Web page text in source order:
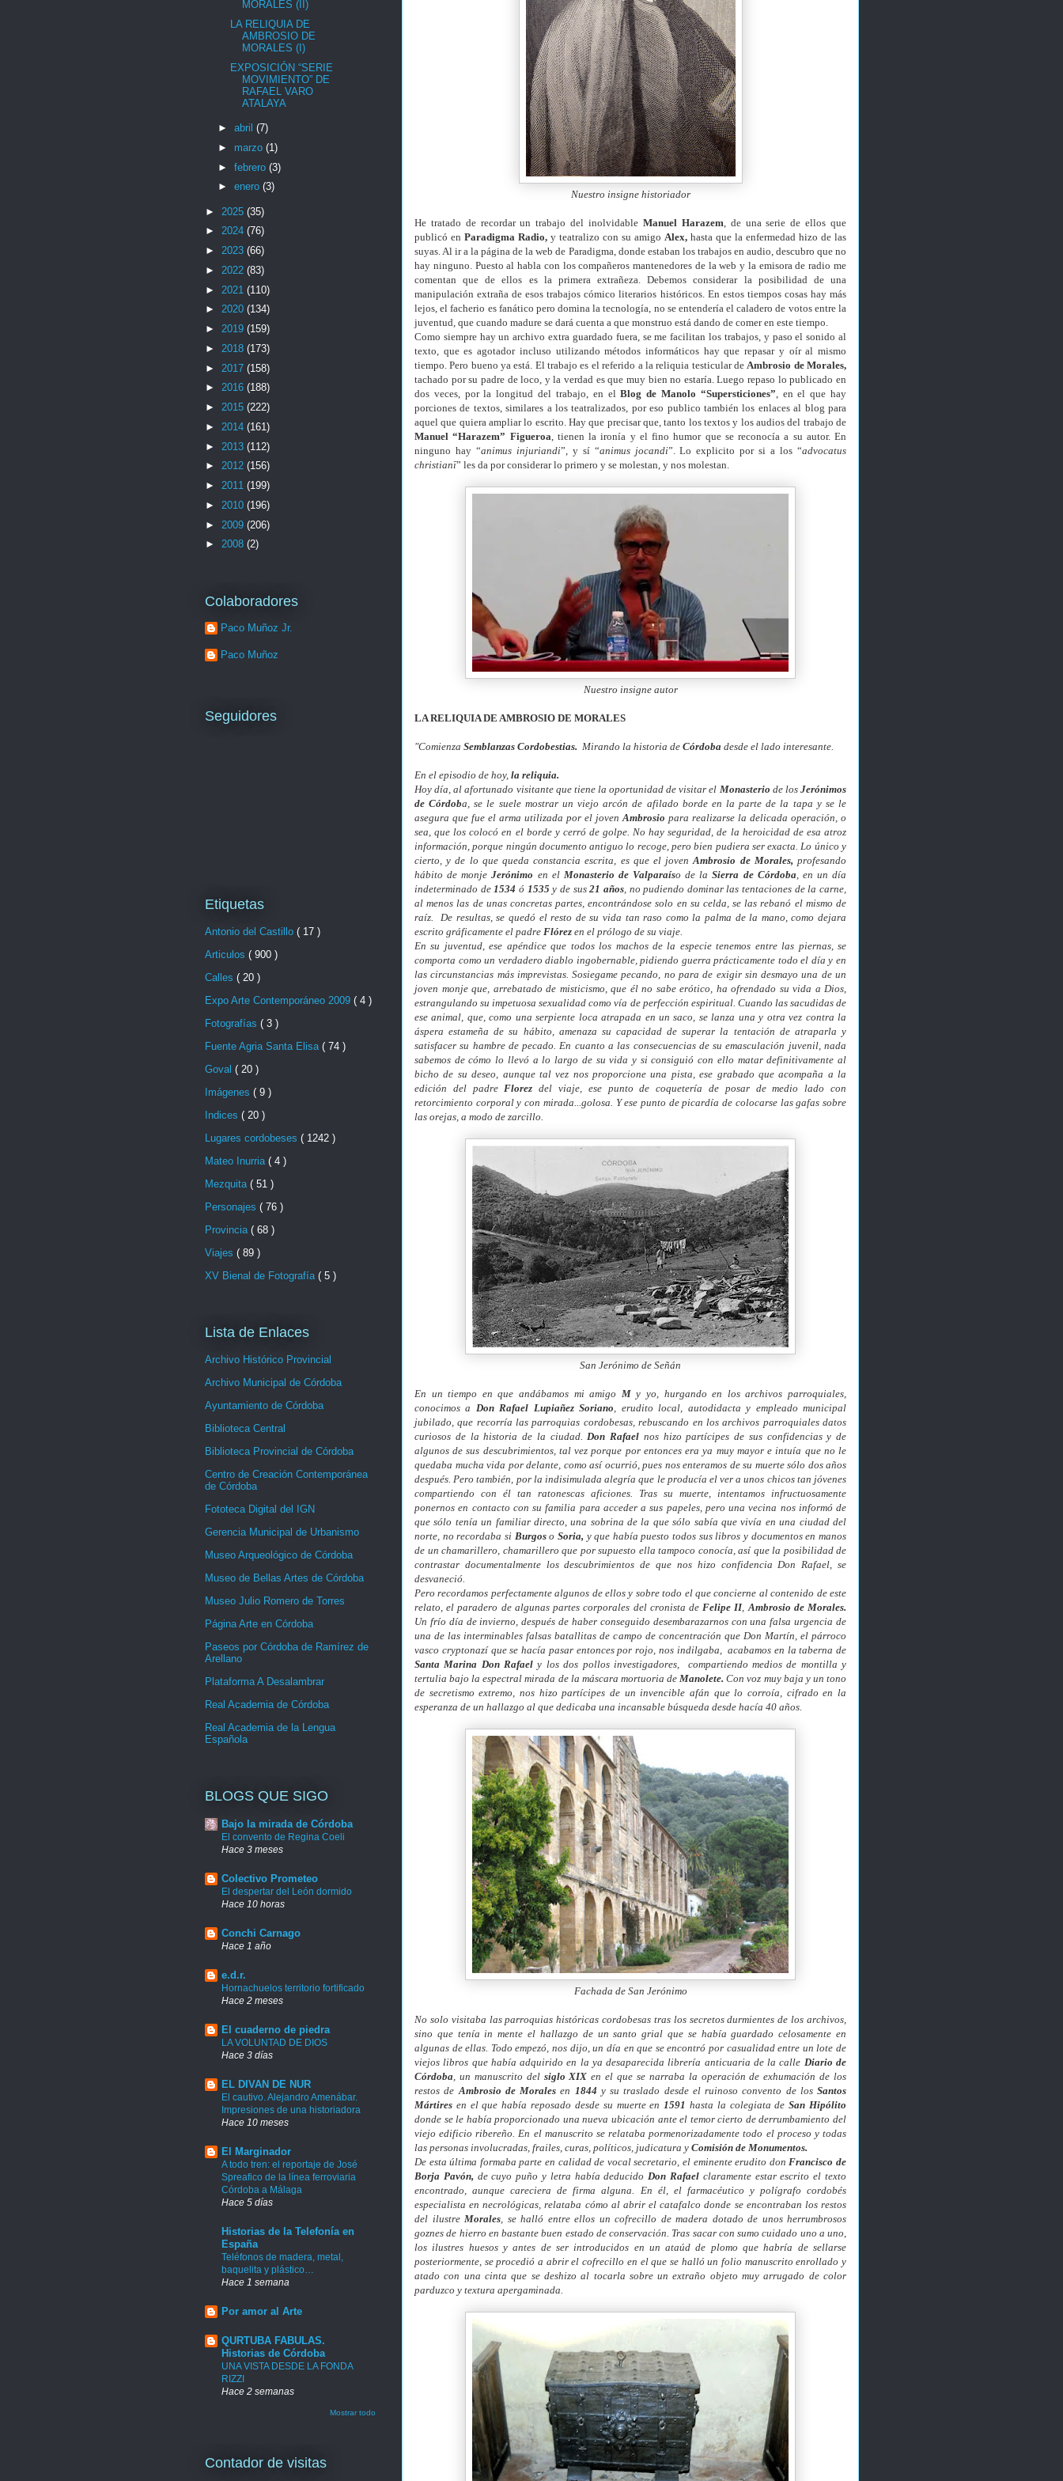
Nuestro insigne historiador
He tratado de recordar un trabajo del inolvidable Manuel Harazem, de una serie de ellos que
publicó en Paradigma Radio, y teatralizo con su amigo Alex, hasta que la enfermedad hizo de las
suyas. Al ir a la página de la web de Paradigma, donde estaban los trabajos en audio, descubro que no
hay ninguno. Puesto al habla con los compañeros mantenedores de la web y la emisora de radio me
comentan que de ellos es la primera extrañeza. Debemos considerar la posibilidad de una
manipulación extraña de esos trabajos cómico literarios históricos. En estos tiempos cosas hay más
lejos, el facherio es fanático pero domina la tecnología, no se entendería el caladero de votos entre la
juventud, que cuando madure se dará cuenta a que monstruo está dando de comer en este tiempo.
Como siempre hay un archivo extra guardado fuera, se me facilitan los trabajos, y paso el sonido al
texto, que es agotador incluso utilizando métodos informáticos hay que repasar y oír al mismo
tiempo. Pero bueno ya está. El trabajo es el referido a la reliquia testicular deAmbrosio de Morales,
tachado por su padre de loco, y la verdad es que muy bien no estaría.Luego repaso lo publicado en
dos veces, por la longitud del trabajo, en elBlog de Manolo “Supersticiones”, en el que hay
porciones de textos, similares a los teatralizados, por eso publico también los enlaces al blog para
aquel que quiera ampliar lo escrito. Hay que precisar que, tanto los textos y los audios del trabajo de
Manuel “Harazem” Figueroa, tienen la ironía y el fino humor que se reconocía a su autor. En
ninguno hay “animus injuriandi”, y sí “animus jocandi”. Lo explicito por si a los “advocatus
christianī” les da por considerar lo primero y se molestan, y nos molestan.
Nuestro insigne autor
LA RELIQUIA DE AMBROSIO DE MORALES
"Comienza Semblanzas Cordobestias. Mirando la historia de Córdoba desde el lado interesante.
En el episodio de hoy, la reliquia.
Hoy día, al afortunado visitante que tiene la oportunidad de visitar el Monasterio de losJerónimos
de Córdoba, se le suele mostrar un viejo arcón de afilado borde en la parte de la tapa y se le
asegura que fue el arma utilizada por el jovenAmbrosio para realizarse la delicada operación, o
sea, que los colocó en el borde y cerró de golpe.No hay seguridad, de la heroicidad de esa atroz
información, porque ningún documento antiguo lo recoge, pero bien pudiera ser exacta. Lo único y
cierto, y de lo que queda constancia escrita, es que el jovenAmbrosio de Morales,profesando
hábito de monjeJerónimo en el Monasterio de Valparaíso de laSierra de Córdoba, en un día
indeterminado de1534 ó 1535 y de sus21 años, no pudiendo dominar las tentaciones de la carne,
al menos las de unas concretas partes, encontrándose solo en su celda, se las rebanó el mismo de
raíz. De resultas, se quedó el resto de su vida tan raso como la palma de la mano, como dejara
escrito gráficamente el padre Flórez en el prólogo de su viaje.
En su juventud, ese apéndice que todos los machos de la especie tenemos entre las piernas, se
comporta como un verdadero diablo ingobernable, pidiendo guerra prácticamente todo el día y en
las circunstancias más imprevistas. Sosiegame pecando, no para de exigir sin desmayo una de un
joven monje que, arrebatado de misticismo, que él no sabe erótico, ha ofrendado su vida a Dios,
estrangulando su impetuosa sexualidad como vía de perfección espiritual. Cuando las sacudidas de
ese animal, que, como una serpiente loca atrapada en un saco, se lanza una y otra vez contra la
áspera estameña de su hábito, amenaza su capacidad de superar la tentación de atraparla y
satisfacer su hambre de pecado. En cuanto a las consecuencias de su emasculación juvenil, nada
sabemos de cómo lo llevó a lo largo de su vida y si consiguió con ello matar definitivamente al
bicho de su deseo, aunque tal vez nos proporcione una pista, ese grabado que acompaña a la
edición del padreFlorez del viaje, ese punto de coquetería de posar de medio lado con
retorcimiento corporal y con mirada...golosa. Y ese punto de picardía de colocarse las gafas sobre
las orejas, a modo de zarcillo.
San Jerónimo de Señán
En un tiempo en que andábamos mi amigo My yo, hurgando en los archivos parroquiales,
conocimos a Don Rafael Lupiañez Soriano, erudito local, autodidacta y empleado municipal
jubilado, que recorría las parroquias cordobesas, rebuscando en los archivos parroquiales datos
curiosos de la historia de la ciudad.Don Rafael nos hizo partícipes de sus confidencias y de
algunos de sus descubrimientos, tal vez porque por entonces era ya muy mayor e intuía que no le
quedaba mucha vida por delante, como así ocurrió, pues nos enteramos de su muerte sólo dos años
después. Pero también, por la indisimulada alegría que le producía el ver a unos chicos tan jóvenes
compartiendo con él tan ratonescas aficiones. Tras su muerte, intentamos infructuosamente
ponernos en contacto con su familia para acceder a sus papeles, pero una vecina nos informó de
que sólo tenía un familiar directo, una sobrina de la que sólo sabía que vivía en una ciudad del
norte, no recordaba si Burgoso Soria,y que había puesto todos sus libros y documentos en manos
de un chamarillero, chamarillero que por supuesto ella tampoco conocía, así que la posibilidad de
contrastar documentalmente los descubrimientos de que nos hizo confidencia Don Rafael, se
desvaneció.
Pero recordamos perfectamente algunos de ellos y sobre todo el que concierne al contenido de este
relato, el paradero de algunas partes corporales del cronista deFelipe II,Ambrosio de Morales.
Un frío día de invierno, después de haber conseguido desembarazarnos con una falsa urgencia de
una de las interminables falsas batallitas de campo de concentración que Don Martín, el párroco
vasco cryptonazí que se hacía pasar entonces por rojo, nos indilgaba, acabamos en la taberna de
Santa Marina Don Rafael y los dos pollos investigadores, compartiendo medios de montilla y
tertulia bajo la espectral mirada de la máscara mortuoria deManolete. Con voz muy baja y un tono
de secretismo extremo, nos hizo partícipes de un invencible afán que lo corroía, cifrado en la
esperanza de un hallazgo al que dedicaba una incansable búsqueda desde hacía 40 años.
Fachada de San Jerónimo
No solo visitaba las parroquias históricas cordobesas tras los secretos durmientes de los archivos,
sino que tenía in mente el hallazgo de un santo grial que se había guardado celosamente en
algunas de ellas. Todo empezó, nos dijo, un día en que se encontró por casualidad entre un lote de
viejos libros que había adquirido en la ya desaparecida librería anticuaria de la calle Diario de
Córdoba, un manuscrito del siglo XIX en el que se narraba la operación de exhumación de los
restos deAmbrosio de Morales en 1844 y su traslado desde el ruinoso convento de los Santos
Mártires en el que había reposado desde su muerte en1591 hasta la colegiata deSan Hipólito
donde se le había proporcionado una nueva ubicación ante el temor cierto de derrumbamiento del
viejo edificio ribereño. En el manuscrito se relataba pormenorizadamente todo el proceso y todas
las personas involucradas, frailes, curas, políticos, judicatura y Comisión de Monumentos.
De esta última formaba parte en calidad de vocal secretario, el eminente erudito donFrancisco de
Borja Pavón,de cuyo puño y letra había deducidoDon Rafael claramente estar escrito el texto
encontrado, aunque careciera de firma alguna. En él, el farmacéutico y polígrafo cordobés
especialista en necrológicas, relataba cómo al abrir el catafalco donde se encontraban los restos
del ilustre Morales, se halló entre ellos un cofrecillo de madera dotado de unos herrumbrosos
goznes de hierro en bastante buen estado de conservación. Tras sacar con sumo cuidado uno a uno,
los ilustres huesos y antes de ser introducidos en un ataúd de plomo que habría de sellarse
posteriormente, se procedió a abrir el cofrecillo en el que se halló un folio manuscrito enrollado y
atado con una cinta que se deshizo al tocarla sobre un extraño objeto muy arrugado de color
parduzco y textura apergaminada.
MORALES (II)
LA RELIQUIA DE
AMBROSIO DE
MORALES (I)
EXPOSICIÓN “SERIE
MOVIMIENTO” DE
RAFAEL VARO
ATALAYA
► abril (7)
► marzo (1)
► febrero (3)
► enero (3)
► 2025 (35)
► 2024 (76)
► 2023 (66)
► 2022 (83)
► 2021 (110)
► 2020 (134)
► 2019 (159)
► 2018 (173)
► 2017 (158)
► 2016 (188)
► 2015 (222)
► 2014 (161)
► 2013 (112)
► 2012 (156)
► 2011 (199)
► 2010 (196)
► 2009 (206)
► 2008 (2)
Colaboradores
Paco Muñoz Jr.
Paco Muñoz
Seguidores
Etiquetas
Antonio del Castillo ( 17 )
Articulos ( 900 )
Calles ( 20 )
Expo Arte Contemporáneo 2009 ( 4 )
Fotografías ( 3 )
Fuente Agria Santa Elisa ( 74 )
Goval ( 20 )
Imágenes ( 9 )
Indices ( 20 )
Lugares cordobeses ( 1242 )
Mateo Inurria ( 4 )
Mezquita ( 51 )
Personajes ( 76 )
Provincia ( 68 )
Viajes ( 89 )
XV Bienal de Fotografía ( 5 )
Lista de Enlaces
Archivo Histórico Provincial
Archivo Municipal de Córdoba
Ayuntamiento de Córdoba
Biblioteca Central
Biblioteca Provincial de Córdoba
Centro de Creación Contemporánea
de Córdoba
Fototeca Digital del IGN
Gerencia Municipal de Urbanismo
Museo Arqueológico de Córdoba
Museo de Bellas Artes de Córdoba
Museo Julio Romero de Torres
Página Arte en Córdoba
Paseos por Córdoba de Ramírez de
Arellano
Plataforma A Desalambrar
Real Academia de Córdoba
Real Academia de la Lengua
Española
BLOGS QUE SIGO
Bajo la mirada de Córdoba
El convento de Regina Coeli
Hace 3 meses
Colectivo Prometeo
El despertar del León dormido
Hace 10 horas
Conchi Carnago
Hace 1 año
e.d.r.
Hornachuelos territorio fortificado
Hace 2 meses
El cuaderno de piedra
LA VOLUNTAD DE DIOS
Hace 3 días
EL DIVAN DE NUR
El cautivo. Alejandro Amenábar.
Impresiones de una historiadora
Hace 10 meses
El Marginador
A todo tren: el reportaje de José
Spreafico de la línea ferroviaria
Córdoba a Málaga
Hace 5 días
Historias de la Telefonía en
España
Teléfonos de madera, metal,
baquelita y plástico…
Hace 1 semana
Por amor al Arte
QURTUBA FABULAS.
Historias de Córdoba
UNA VISTA DESDE LA FONDA
RIZZI
Hace 2 semanas
Mostrar todo
Contador de visitas